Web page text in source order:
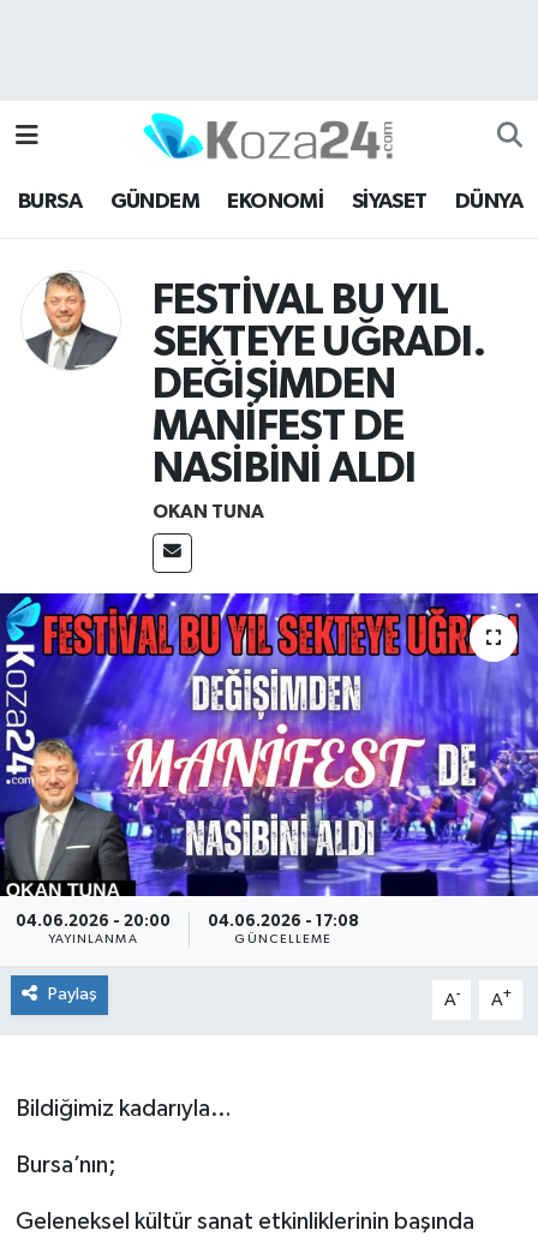
BURSA GÜNDEM EKONOMİ SİYASET DÜNYA
FESTİVAL BU YIL
SEKTEYE UĞRADI.
DEĞİŞİMDEN
MANİFEST DE
NASİBİNİ ALDI
OKAN TUNA
04.06.2026 - 20:00
YAYINLANMA
04.06.2026 - 17:08
GÜNCELLEME
Paylaş A- A+
Bildiğimiz kadarıyla…
Bursa’nın;
Geleneksel kültür sanat etkinliklerinin başında
Bursa Hava Durumu
Bursa Namaz Vakitleri
Bursa Trafik Yoğunluk Haritası
Süper Lig Puan Durumu ve Fikstür
Tüm Manşetler
Son Dakika Haberleri
Haber Arşivi